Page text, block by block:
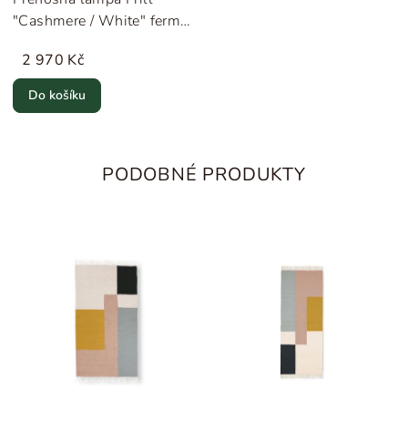
"Cashmere / White" ferm
2 970 Kč
Do košíku
PODOBNÉ PRODUKTY